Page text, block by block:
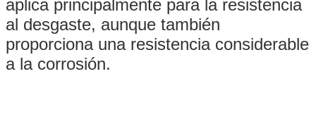
aplica principalmente para la resistencia
al desgaste, aunque también
proporciona una resistencia considerable
a la corrosión.